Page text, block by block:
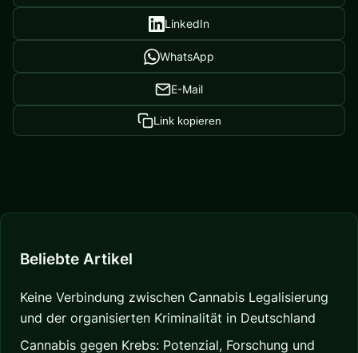
LinkedIn
WhatsApp
E-Mail
Link kopieren
Beliebte Artikel
Keine Verbindung zwischen Cannabis Legalisierung
und der organisierten Kriminalität in Deutschland
Cannabis gegen Krebs: Potenzial, Forschung und